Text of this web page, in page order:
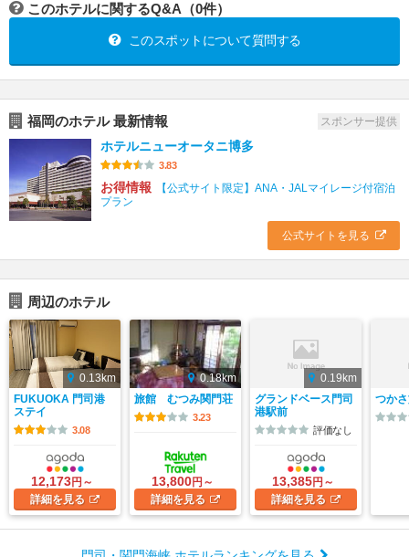
このホテルに関するQ&A（0件）
このスポットについて質問する
福岡のホテル 最新情報 スポンサー提供
ホテルニューオータニ博多
3.83
お得情報
【公式サイト限定】ANA・JALマイレージ付宿泊
プラン
公式サイトを見る
周辺のホテル
0.13km
FUKUOKA 門司港
ステイ
3.08
12,173円～
詳細を見る
0.18km
旅館 むつみ関門荘
3.23
13,800円～
詳細を見る
0.19km
グランドベース門司
港駅前
評価なし
13,385円～
詳細を見る
つか